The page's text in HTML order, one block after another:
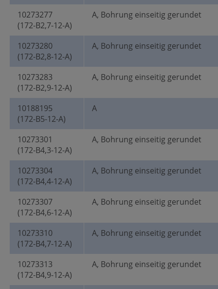
10273277
(172-B2,7-12-A)
A, Bohrung einseitig gerundet
10273280
(172-B2,8-12-A)
A, Bohrung einseitig gerundet
10273283
(172-B2,9-12-A)
A, Bohrung einseitig gerundet
10188195
(172-B5-12-A)
A
10273301
(172-B4,3-12-A)
A, Bohrung einseitig gerundet
10273304
(172-B4,4-12-A)
A, Bohrung einseitig gerundet
10273307
(172-B4,6-12-A)
A, Bohrung einseitig gerundet
10273310
(172-B4,7-12-A)
A, Bohrung einseitig gerundet
10273313
(172-B4,9-12-A)
A, Bohrung einseitig gerundet